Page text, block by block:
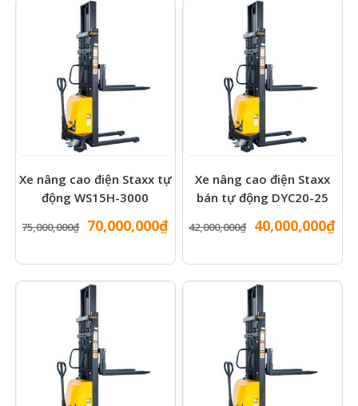
Xe nâng cao điện Staxx tự
động WS15H-3000
75,000,000₫ Giá
là:
75,000,000₫.
70,000,000₫Giá
tại
là:
70,000,000₫.
Xe nâng cao điện Staxx
bán tự động DYC20-25
42,000,000₫ Giá
là:
42,000,000₫.
40,000,000₫Giá
tại
là: